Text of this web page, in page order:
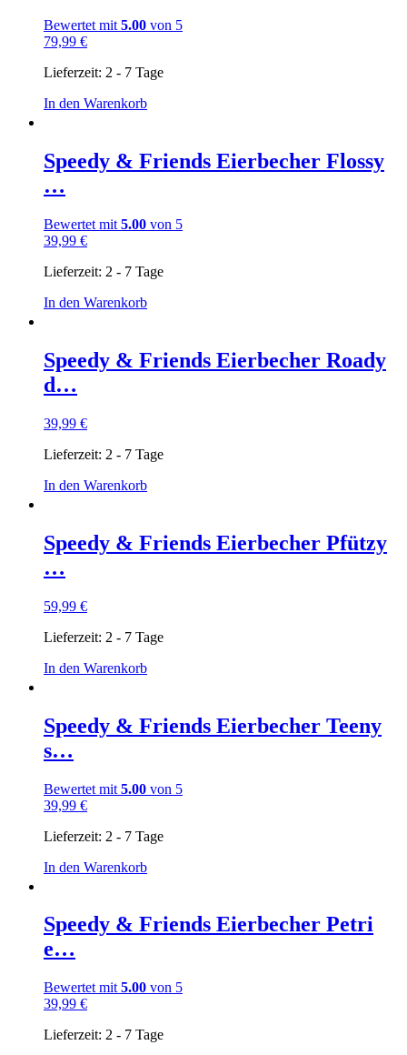
Bewertet mit 5.00 von 5
79,99 €
Lieferzeit: 2 - 7 Tage
In den Warenkorb
Speedy & Friends Eierbecher Flossy
…
Bewertet mit 5.00 von 5
39,99 €
Lieferzeit: 2 - 7 Tage
In den Warenkorb
Speedy & Friends Eierbecher Roady
d…
39,99 €
Lieferzeit: 2 - 7 Tage
In den Warenkorb
Speedy & Friends Eierbecher Pfützy
…
59,99 €
Lieferzeit: 2 - 7 Tage
In den Warenkorb
Speedy & Friends Eierbecher Teeny
s…
Bewertet mit 5.00 von 5
39,99 €
Lieferzeit: 2 - 7 Tage
In den Warenkorb
Speedy & Friends Eierbecher Petri
e…
Bewertet mit 5.00 von 5
39,99 €
Lieferzeit: 2 - 7 Tage